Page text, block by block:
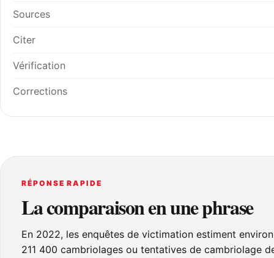
Sources
Citer
Vérification
Corrections
RÉPONSE RAPIDE
La comparaison en une phrase
En 2022, les enquêtes de victimation estiment environ
211 400 cambriolages ou tentatives de cambriolage